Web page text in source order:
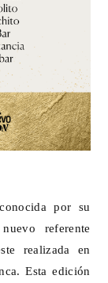
por su
referente
realizada en
Esta edición